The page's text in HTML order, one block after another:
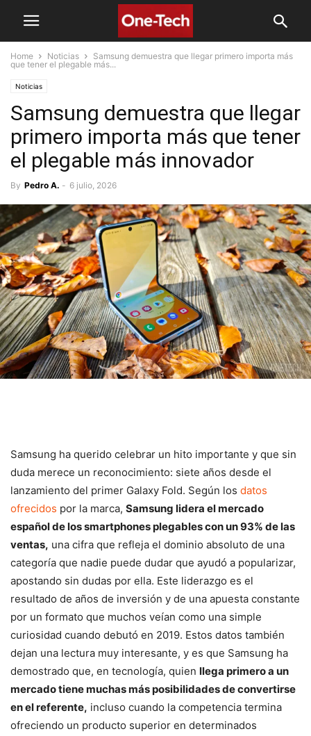
Home Noticias
Samsung demuestra que llegar primero importa más
que tener el plegable más...
Noticias
Samsung demuestra que llegar
primero importa más que tener
el plegable más innovador
By Pedro A. - 6 julio, 2026
Samsung ha querido celebrar un hito importante y que sin
duda merece un reconocimiento: siete años desde el
lanzamiento del primer Galaxy Fold. Según los datos
ofrecidos por la marca, Samsung lidera el mercado
español de los smartphones plegables con un 93% de las
ventas, una cifra que refleja el dominio absoluto de una
categoría que nadie puede dudar que ayudó a popularizar,
apostando sin dudas por ella. Este liderazgo es el
resultado de años de inversión y de una apuesta constante
por un formato que muchos veían como una simple
curiosidad cuando debutó en 2019. Estos datos también
dejan una lectura muy interesante, y es que Samsung ha
demostrado que, en tecnología, quien llega primero a un
mercado tiene muchas más posibilidades de convertirse
en el referente, incluso cuando la competencia termina
ofreciendo un producto superior en determinados